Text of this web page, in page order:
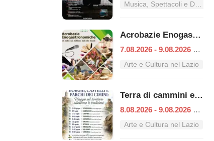
Musica, Spettacoli e Danza nel Lazio
Acrobazie Enogastronomiche
7.08.2026 - 9.08.2026 |
Arte e Cultura nel Lazio
Terra di cammini e tradizioni
8.08.2026 - 9.08.2026 |
Arte e Cultura nel Lazio